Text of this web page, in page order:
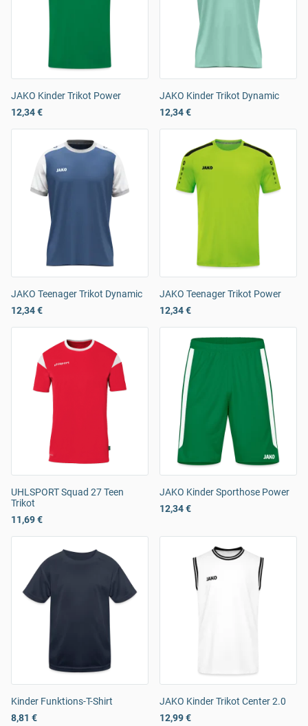
JAKO Kinder Trikot Power
12,34 €
JAKO Kinder Trikot Dynamic
12,34 €
JAKO Teenager Trikot Dynamic
12,34 €
JAKO Teenager Trikot Power
12,34 €
UHLSPORT Squad 27 Teen
Trikot
11,69 €
JAKO Kinder Sporthose Power
12,34 €
Kinder Funktions-T-Shirt
8,81 €
JAKO Kinder Trikot Center 2.0
12,99 €